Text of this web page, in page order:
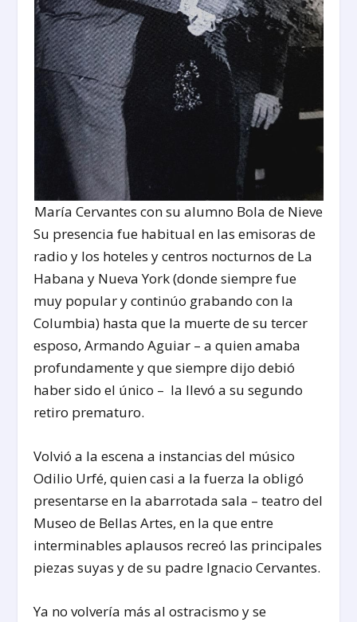
María Cervantes con su alumno Bola de Nieve
Su presencia fue habitual en las emisoras de
radio y los hoteles y centros nocturnos de La
Habana y Nueva York (donde siempre fue
muy popular y continúo grabando con la
Columbia) hasta que la muerte de su tercer
esposo, Armando Aguiar – a quien amaba
profundamente y que siempre dijo debió
haber sido el único – la llevó a su segundo
retiro prematuro.
Volvió a la escena a instancias del músico
Odilio Urfé, quien casi a la fuerza la obligó
presentarse en la abarrotada sala – teatro del
Museo de Bellas Artes, en la que entre
interminables aplausos recreó las principales
piezas suyas y de su padre Ignacio Cervantes.
Ya no volvería más al ostracismo y se